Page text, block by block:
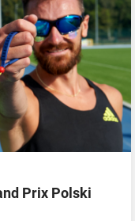
Prix Polski